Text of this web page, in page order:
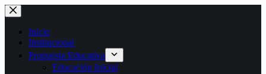
Saltar
al
contenido
Inicio
Institucional
Propuesta Educativa
Educación Inicial